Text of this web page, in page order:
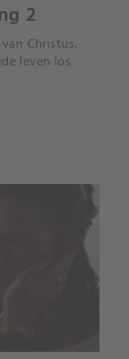
2
Christus.
leven los.